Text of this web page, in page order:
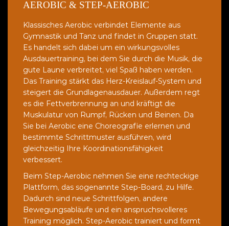
AEROBIC & STEP-AEROBIC
Klassisches Aerobic verbindet Elemente aus
Gymnastik und Tanz und findet in Gruppen statt.
Es handelt sich dabei um ein wirkungsvolles
Ausdauertraining, bei dem Sie durch die Musik, die
gute Laune verbreitet, viel Spaß haben werden.
Das Training stärkt das Herz-Kreislauf-System und
steigert die Grundlagenausdauer. Außerdem regt
es die Fettverbrennung an und kräftigt die
Muskulatur von Rumpf, Rücken und Beinen. Da
Sie bei Aerobic eine Choreografie erlernen und
bestimmte Schrittmuster ausführen, wird
gleichzeitig Ihre Koordinationsfähigkeit
verbessert.
Beim Step-Aerobic nehmen Sie eine rechteckige
Plattform, das sogenannte Step-Board, zu Hilfe.
Dadurch sind neue Schrittfolgen, andere
Bewegungsabläufe und ein anspruchsvolleres
Training möglich. Step-Aerobic trainiert und formt